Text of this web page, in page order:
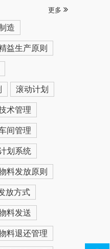
更多
造
益生产原则
滚动计划
术管理
间管理
划系统
料发放原则
放方式
料发送
料退还管理